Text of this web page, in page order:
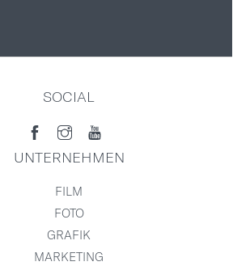
SOCIAL
UNTERNEHMEN
FILM
FOTO
GRAFIK
MARKETING